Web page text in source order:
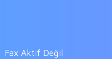
Fax Aktif Değil